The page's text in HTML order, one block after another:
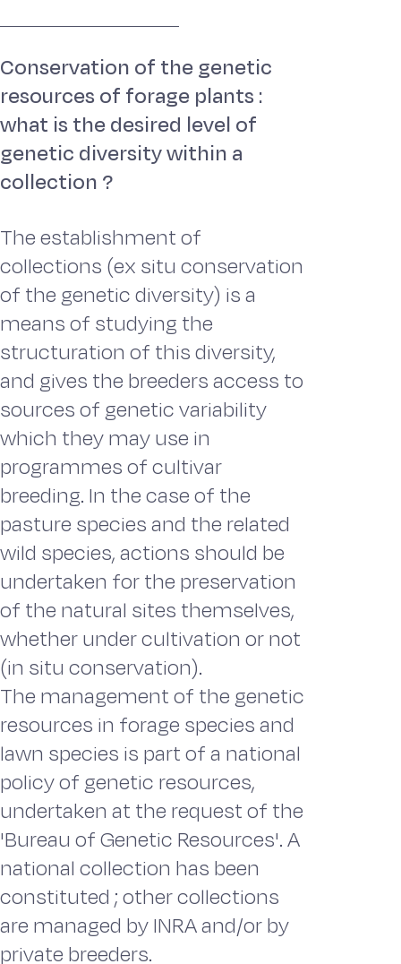
Conservation of the genetic
resources of forage plants :
what is the desired level of
genetic diversity within a
collection ?
The establishment of
collections (ex situ conservation
of the genetic diversity) is a
means of studying the
structuration of this diversity,
and gives the breeders access to
sources of genetic variability
which they may use in
programmes of cultivar
breeding. In the case of the
pasture species and the related
wild species, actions should be
undertaken for the preservation
of the natural sites themselves,
whether under cultivation or not
(in situ conservation).
The management of the genetic
resources in forage species and
lawn species is part of a national
policy of genetic resources,
undertaken at the request of the
'Bureau of Genetic Resources'. A
national collection has been
constituted ; other collections
are managed by INRA and/or by
private breeders.